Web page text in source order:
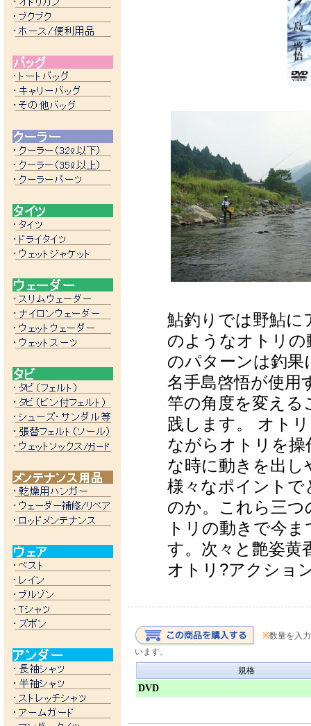
鮎釣りでは野鮎に
のようなオトリ
のパターンは釣果
名手島啓悟が使用
竿の角度を変え
践します。 オト
ながらオトリを操
な時に動きを出し
様々なポイント
のか。これら三つ
トリの動きで今
す。次々と艶姿黄
オトリ?アクショ
※数量を入
います。
規格
DVD